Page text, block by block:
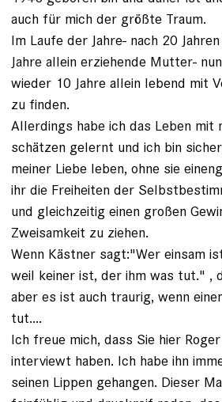
auch für mich der größte Traum.
Im Laufe der Jahre- nach 20
Jahre allein erziehende Mutter-
wieder 10 Jahre allein lebend mit
zu finden.
Allerdings habe ich das Leben mit
schätzen gelernt und ich bin
meiner Liebe leben, ohne sie
ihr die Freiheiten der
und gleichzeitig einen großen
Zweisamkeit zu ziehen.
Wenn Kästner sagt:"Wer einsam
weil keiner ist, der ihm was tut." ,
aber es ist auch traurig, wenn
tut....
Ich freue mich, dass Sie hier
interviewt haben. Ich habe ihn
seinen Lippen gehangen. Dieser